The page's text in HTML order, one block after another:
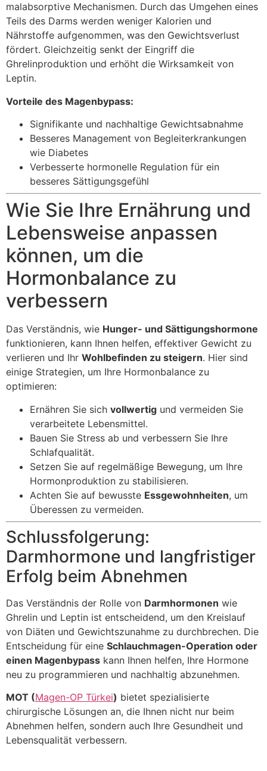
malabsorptive Mechanismen. Durch das Umgehen eines
Teils des Darms werden weniger Kalorien und
Nährstoffe aufgenommen, was den Gewichtsverlust
fördert. Gleichzeitig senkt der Eingriff die
Ghrelinproduktion und erhöht die Wirksamkeit von
Leptin.
Vorteile des Magenbypass:
Signifikante und nachhaltige Gewichtsabnahme
Besseres Management von Begleiterkrankungen
wie Diabetes
Verbesserte hormonelle Regulation für ein
besseres Sättigungsgefühl
Wie Sie Ihre Ernährung und
Lebensweise anpassen
können, um die
Hormonbalance zu
verbessern
Das Verständnis, wie Hunger- und Sättigungshormone
funktionieren, kann Ihnen helfen, effektiver Gewicht zu
verlieren und Ihr Wohlbefinden zu steigern. Hier sind
einige Strategien, um Ihre Hormonbalance zu
optimieren:
Ernähren Sie sich vollwertig und vermeiden Sie
verarbeitete Lebensmittel.
Bauen Sie Stress ab und verbessern Sie Ihre
Schlafqualität.
Setzen Sie auf regelmäßige Bewegung, um Ihre
Hormonproduktion zu stabilisieren.
Achten Sie auf bewusste Essgewohnheiten, um
Überessen zu vermeiden.
Schlussfolgerung:
Darmhormone und langfristiger
Erfolg beim Abnehmen
Das Verständnis der Rolle von Darmhormonen wie
Ghrelin und Leptin ist entscheidend, um den Kreislauf
von Diäten und Gewichtszunahme zu durchbrechen. Die
Entscheidung für eine Schlauchmagen-Operation oder
einen Magenbypass kann Ihnen helfen, Ihre Hormone
neu zu programmieren und nachhaltig abzunehmen.
MOT (Magen-OP Türkei) bietet spezialisierte
chirurgische Lösungen an, die Ihnen nicht nur beim
Abnehmen helfen, sondern auch Ihre Gesundheit und
Lebensqualität verbessern.